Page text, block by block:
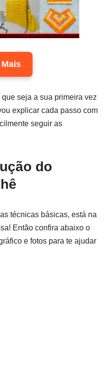
seja a sua primeira vez
explicar cada passo com
seguir as
do
técnicas básicas, está na
Então confira abaixo o
e fotos para te ajudar